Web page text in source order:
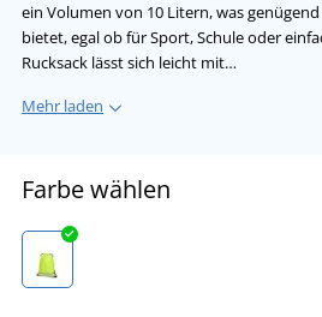
ein Volumen von 10 Litern, was
bietet, egal ob für Sport, Schule oder
Rucksack lässt sich leicht mit…
Mehr laden
Farbe wählen